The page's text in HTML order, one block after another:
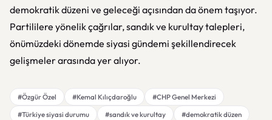
demokratik düzeni ve geleceği açısından da önem taşıyor.
Partililere yönelik çağrılar, sandık ve kurultay talepleri,
önümüzdeki dönemde siyasi gündemi şekillendirecek
gelişmeler arasında yer alıyor.
#Özgür Özel #Kemal Kılıçdaroğlu
#CHP Genel Merkezi
#Türkiye siyasi durumu
#sandık ve kurultay
#demokratik düzen